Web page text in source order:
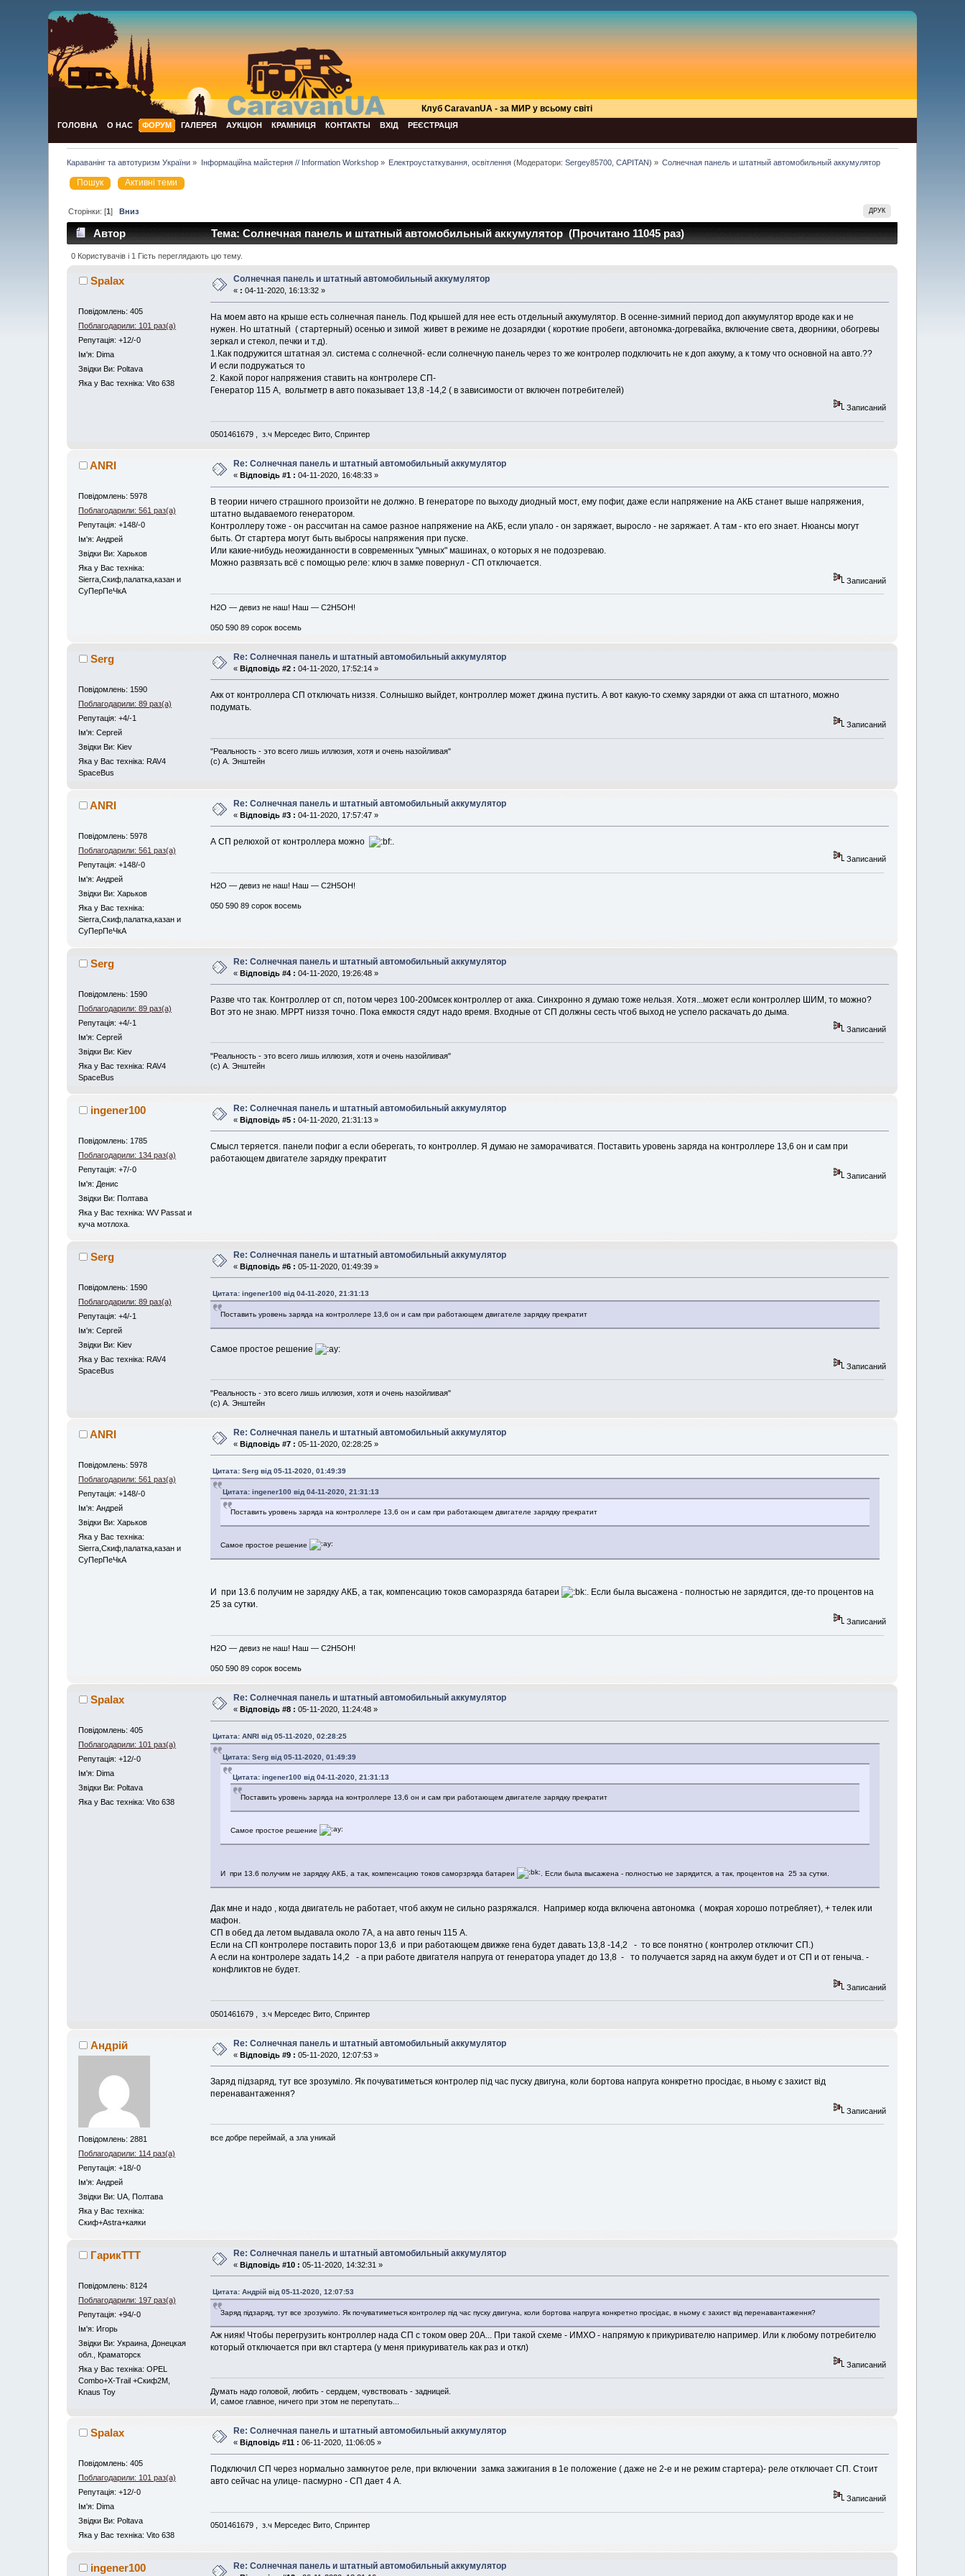
Клуб СaravanUA - за МИР у всьому світі
ГОЛОВНА О НАС ФОРУМ ГАЛЕРЕЯ АУКЦІОН КРАМНИЦЯ КОНТАКТЫ ВХІД РЕЄСТРАЦІЯ
Караванінг та автотуризм України » Інформаційна майстерня // Information Workshop» Електроустаткування, освітлення (Модератори:Sergey85700 ,CAPITAN) » Солнечная панель и штатный автомобильный аккумулятор
Пошук Активні теми
ДРУК
Сторінки: [1]Вниз
Автор Тема: Солнечная панель и штатный автомобильный аккумулятор (Прочитано 11045 раз)
0 Користувачів і 1 Гість переглядають цю тему.
Spalax
Повідомлень: 405
Поблагодарили: 101 раз(а)
Репутація: +12/-0
Iм'я: Dima
Звідки Ви: Poltava
Яка у Вас техніка: Vito 638
Солнечная панель и штатный автомобильный аккумулятор
« : 04-11-2020, 16:13:32 »
На моем авто на крыше есть солнечная панель. Под крышей для нее есть отдельный аккумулятор. В осенне-зимний период доп аккумулятор вроде как и не
нужен. Но штатный ( стартерный) осенью и зимой живет в режиме не дозарядки ( короткие пробеги, автономка-догревайка, включение света, дворники, обогревы
зеркал и стекол, печки и т.д).
1.Как подружится штатная эл. система с солнечной- если солнечную панель через то же контролер подключить не к доп аккуму, а к тому что основной на авто.??
И если подружаться то
2. Какой порог напряжения ставить на контролере СП-
Генератор 115 А, вольтметр в авто показывает 13,8 -14,2 ( в зависимости от включен потребителей)
Записаний
0501461679 , з.ч Мерседес Вито, Спринтер
ANRI
Повідомлень: 5978
Поблагодарили: 561 раз(а)
Репутація: +148/-0
Iм'я: Андрей
Звідки Ви: Харьков
Яка у Вас техніка:
Sierra,Скиф,палатка,казан и
СуПерПеЧкА
Re: Солнечная панель и штатный автомобильный аккумулятор
« Відповідь #1 : 04-11-2020, 16:48:33 »
В теории ничего страшного произойти не должно. В генераторе по выходу диодный мост, ему пофиг, даже если напряжение на АКБ станет выше напряжения,
штатно выдаваемого генератором.
Контроллеру тоже - он рассчитан на самое разное напряжение на АКБ, если упало - он заряжает, выросло - не заряжает. А там - кто его знает. Нюансы могут
быть. От стартера могут быть выбросы напряжения при пуске.
Или какие-нибудь неожиданности в современных "умных" машинах, о которых я не подозреваю.
Можно развязать всё с помощью реле: ключ в замке повернул - СП отключается.
Записаний
H2O — девиз не наш! Наш — C2H5OH!
050 590 89 сорок восемь
Serg
Повідомлень: 1590
Поблагодарили: 89 раз(а)
Репутація: +4/-1
Iм'я: Сергей
Звідки Ви: Kiev
Яка у Вас техніка: RAV4
SpaceBus
Re: Солнечная панель и штатный автомобильный аккумулятор
«Відповідь #2 : 04-11-2020, 17:52:14 »
Акк от контроллера СП отключать низзя. Солнышко выйдет, контроллер может джина пустить. А вот какую-то схемку зарядки от акка сп штатного, можно
подумать.
Записаний
"Реальность - это всего лишь иллюзия, хотя и очень назойливая"
(с) А. Энштейн
ANRI
Повідомлень: 5978
Поблагодарили: 561 раз(а)
Репутація: +148/-0
Iм'я: Андрей
Звідки Ви: Харьков
Яка у Вас техніка:
Sierra,Скиф,палатка,казан и
СуПерПеЧкА
Re: Солнечная панель и штатный автомобильный аккумулятор
«Відповідь #3 : 04-11-2020, 17:57:47 »
А СП релюхой от контроллера можно .
Записаний
H2O — девиз не наш! Наш — C2H5OH!
050 590 89 сорок восемь
Serg
Повідомлень: 1590
Поблагодарили: 89 раз(а)
Репутація: +4/-1
Iм'я: Сергей
Звідки Ви: Kiev
Яка у Вас техніка: RAV4
SpaceBus
Re: Солнечная панель и штатный автомобильный аккумулятор
«Відповідь #4 : 04-11-2020, 19:26:48 »
Разве что так. Контроллер от сп, потом через 100-200мсек контроллер от акка. Синхронно я думаю тоже нельзя. Хотя...может если контроллер ШИМ, то можно?
Вот это не знаю. МРРТ низзя точно. Пока емкостя сядут надо время. Входные от СП должны сесть чтоб выход не успело раскачать до дыма.
Записаний
"Реальность - это всего лишь иллюзия, хотя и очень назойливая"
(с) А. Энштейн
ingener100
Повідомлень: 1785
Поблагодарили: 134 раз(а)
Репутація: +7/-0
Iм'я: Денис
Звідки Ви: Полтава
Яка у Вас техніка: WV Passat и
куча мотлоха.
Re: Солнечная панель и штатный автомобильный аккумулятор
«Відповідь #5 : 04-11-2020, 21:31:13 »
Смысл теряется. панели пофиг а если оберегать, то контроллер. Я думаю не заморачиватся. Поставить уровень заряда на контроллере 13,6 он и сам при
работающем двигателе зарядку прекратит
Записаний
Serg
Повідомлень: 1590
Поблагодарили: 89 раз(а)
Репутація: +4/-1
Iм'я: Сергей
Звідки Ви: Kiev
Яка у Вас техніка: RAV4
SpaceBus
Re: Солнечная панель и штатный автомобильный аккумулятор
«Відповідь #6 : 05-11-2020, 01:49:39 »
Цитата: ingener100 від 04-11-2020, 21:31:13
Поставить уровень заряда на контроллере 13,6 он и сам при работающем двигателе зарядку прекратит
Самое простое решение
Записаний
"Реальность - это всего лишь иллюзия, хотя и очень назойливая"
(с) А. Энштейн
ANRI
Повідомлень: 5978
Поблагодарили: 561 раз(а)
Репутація: +148/-0
Iм'я: Андрей
Звідки Ви: Харьков
Яка у Вас техніка:
Sierra,Скиф,палатка,казан и
СуПерПеЧкА
Re: Солнечная панель и штатный автомобильный аккумулятор
«Відповідь #7 : 05-11-2020, 02:28:25 »
Цитата: Serg від 05-11-2020, 01:49:39
Цитата: ingener100 від 04-11-2020, 21:31:13
Поставить уровень заряда на контроллере 13,6 он и сам при работающем двигателе зарядку прекратит
Самое простое решение
И при 13.6 получим не зарядку АКБ, а так, компенсацию токов саморазряда батареи
. Если была высажена - полностью не зарядится, где-то процентов на
25 за сутки.
Записаний
H2O — девиз не наш! Наш — C2H5OH!
050 590 89 сорок восемь
Spalax
Повідомлень: 405
Поблагодарили: 101 раз(а)
Репутація: +12/-0
Iм'я: Dima
Звідки Ви: Poltava
Яка у Вас техніка: Vito 638
Re: Солнечная панель и штатный автомобильный аккумулятор
« Відповідь #8 : 05-11-2020, 11:24:48 »
Цитата: ANRI від 05-11-2020, 02:28:25
Цитата: Serg від 05-11-2020, 01:49:39
Цитата: ingener100 від 04-11-2020, 21:31:13
Поставить уровень заряда на контроллере 13,6 он и сам при работающем двигателе зарядку прекратит
Самое простое решение
И при 13.6 получим не зарядку АКБ, а так, компенсацию токов саморзряда батареи . Если была высажена - полностью не зарядится, а так, процентов на 25 за сутки.
Дак мне и надо , когда двигатель не работает, чтоб аккум не сильно разряжался. Например когда включена автономка ( мокрая хорошо потребляет), + телек или
мафон.
СП в обед да летом выдавала около 7А, а на авто геныч 115 А.
Если на СП контролере поставить порог 13,6 и при работающем движке гена будет давать 13,8 -14,2 - то все понятно ( контролер отключит СП.)
А если на контролере задать 14,2 - а при работе двигателя напруга от генератора упадет до 13,8 - то получается заряд на аккум будет и от СП и от геныча. -
конфликтов не будет.
Записаний
0501461679 , з.ч Мерседес Вито, Спринтер
Андрій
Повідомлень: 2881
Поблагодарили: 114 раз(а)
Репутація: +18/-0
Iм'я: Андрей
Звідки Ви: UA, Полтава
Яка у Вас техніка:
Скиф+Astra+каяки
Re: Солнечная панель и штатный автомобильный аккумулятор
«Відповідь #9 : 05-11-2020, 12:07:53 »
Заряд підзаряд, тут все зрозуміло. Як почуватиметься контролер під час пуску двигуна, коли бортова напруга конкретно просідає, в ньому є захист від
перенавантаження?
Записаний
все добре переймай, а зла уникай
ГарикTTT
Повідомлень: 8124
Поблагодарили: 197 раз(а)
Репутація: +94/-0
Iм'я: Игорь
Звідки Ви: Украина, Донецкая
обл., Краматорск
Яка у Вас техніка: OPEL
Combo+X-Trail +Скиф2М,
Knaus Toy
Re: Солнечная панель и штатный автомобильный аккумулятор
«Відповідь #10 : 05-11-2020, 14:32:31 »
Цитата: Андрій від 05-11-2020, 12:07:53
Заряд підзаряд, тут все зрозуміло. Як почуватиметься контролер під час пуску двигуна, коли бортова напруга конкретно просідає, в ньому є захист від перенавантаження?
Аж нияк! Чтобы перегрузить контроллер нада СП с током овер 20А... При такой схеме - ИМХО - напрямую к прикуривателю например. Или к любому потребителю
который отключается при вкл стартера (у меня прикуриватель как раз и откл)
Записаний
Думать надо головой, любить - сердцем, чувствовать - задницей.
И, самое главное, ничего при этом не перепутать...
Spalax
Повідомлень: 405
Поблагодарили: 101 раз(а)
Репутація: +12/-0
Iм'я: Dima
Звідки Ви: Poltava
Яка у Вас техніка: Vito 638
Re: Солнечная панель и штатный автомобильный аккумулятор
«Відповідь #11 : 06-11-2020, 11:06:05 »
Подключил СП через нормально замкнутое реле, при включении замка зажигания в 1е положение ( даже не 2-е и не режим стартера)- реле отключает СП. Стоит
авто сейчас на улице- пасмурно - СП дает 4 А.
Записаний
0501461679 , з.ч Мерседес Вито, Спринтер
ingener100 Re: Солнечная панель и штатный автомобильный аккумулятор